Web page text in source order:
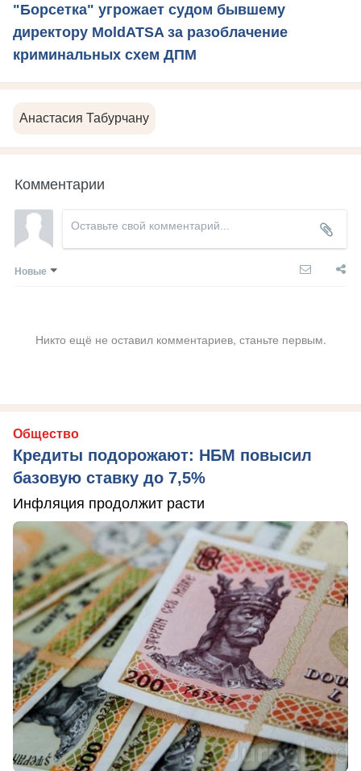
"Борсетка" угрожает судом бывшему
директору MoldATSA за разоблачение
криминальных схем ДПМ
Анастасия Табурчану
Комментарии
Новые
Никто ещё не оставил комментариев, станьте первым.
Общество
Кредиты подорожают: НБМ повысил
базовую ставку до 7,5%
Инфляция продолжит расти